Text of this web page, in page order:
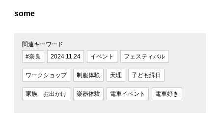
some
関連キーワード
#奈良
2024.11.24 イベント フェスティバル
ワークショップ 制服体験 天理 子ども縁日
家族 お出かけ 楽器体験 電車イベント 電車好き